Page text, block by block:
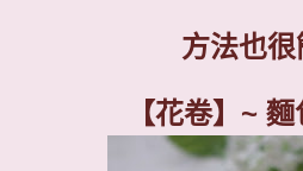
方法也很
【花卷】 ~ 麵